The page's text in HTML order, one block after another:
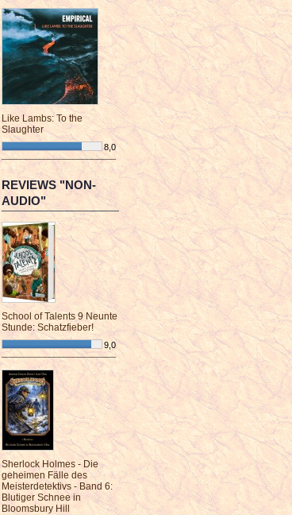
Like Lambs: To the
Slaughter
8,0
¯¯¯¯¯¯¯¯¯¯¯¯¯¯¯¯¯¯¯¯¯¯¯¯
REVIEWS "NON-
AUDIO"
School of Talents 9 Neunte
Stunde: Schatzfieber!
9,0
¯¯¯¯¯¯¯¯¯¯¯¯¯¯¯¯¯¯¯¯¯¯¯¯
Sherlock Holmes - Die
geheimen Fälle des
Meisterdetektivs - Band 6:
Blutiger Schnee in
Bloomsbury Hill